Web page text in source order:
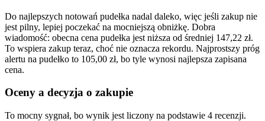
Do najlepszych notowań pudełka nadal daleko, więc jeśli zakup nie
jest pilny, lepiej poczekać na mocniejszą obniżkę. Dobra
wiadomość: obecna cena pudełka jest niższa od średniej 147,22 zł.
To wspiera zakup teraz, choć nie oznacza rekordu. Najprostszy próg
alertu na pudełko to 105,00 zł, bo tyle wynosi najlepsza zapisana
cena.
Oceny a decyzja o zakupie
To mocny sygnał, bo wynik jest liczony na podstawie 4 recenzji.